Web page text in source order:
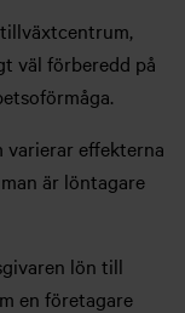
väl förberedd på
varierar effekterna
är löntagare
lön till
en företagare